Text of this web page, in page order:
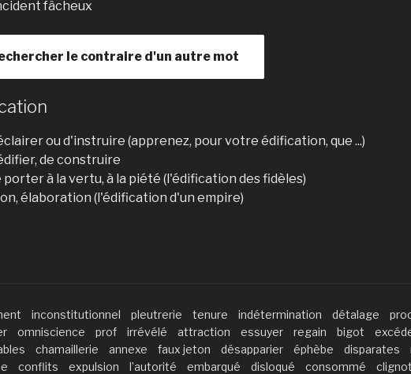
fâcheux
le contraire d'un autre mot
ou d'instruire (apprenez, pour votre édification, que ...)
de construire
porter à la vertu, à la piété (l'édification des fidèles)
élaboration (l'édification d'un empire)
inconstitutionnel pleutrerie tenure indétermination détalage
omniscience prof irrévélé attraction essuyer regain bigot
chamaillerie annexe faux jeton désapparier éphèbe disparates
conflits expulsion l’autorité embarqué disloqué consommé